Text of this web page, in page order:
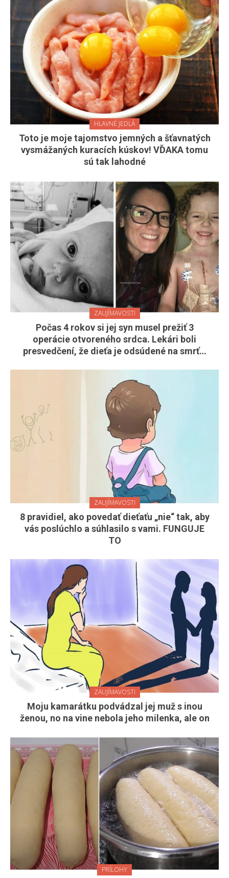
HLAVNÉ JEDLÁ
Toto je moje tajomstvo jemných a šťavnatých
vysmážaných kuracích kúskov! VĎAKA tomu
sú tak lahodné
ZAUJÍMAVOSTI
Počas 4 rokov si jej syn musel prežiť 3
operácie otvoreného srdca. Lekári boli
presvedčení, že dieťa je odsúdené na smrť…
ZAUJÍMAVOSTI
8 pravidiel, ako povedať dieťaťu „nie“ tak, aby
vás poslúchlo a súhlasilo s vami. FUNGUJE
TO
ZAUJÍMAVOSTI
Moju kamarátku podvádzal jej muž s inou
ženou, no na vine nebola jeho milenka, ale on
PRÍLOHY